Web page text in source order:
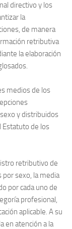
directivo y los
la
de manera
retributiva
la elaboración
medios de los
y distribuidos
Estatuto de los
retributivo de
sexo, la media
por cada uno de
profesional,
aplicable. A su
en atención a la